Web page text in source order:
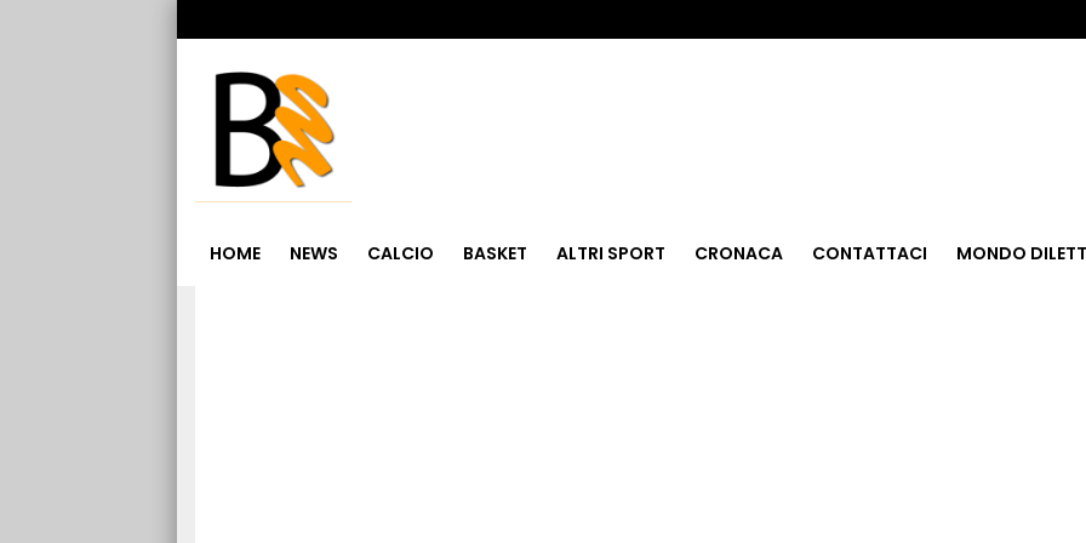
HOME NEWS CALCIO BASKET ALTRI SPORT CRONACA CONTATTACI MONDO